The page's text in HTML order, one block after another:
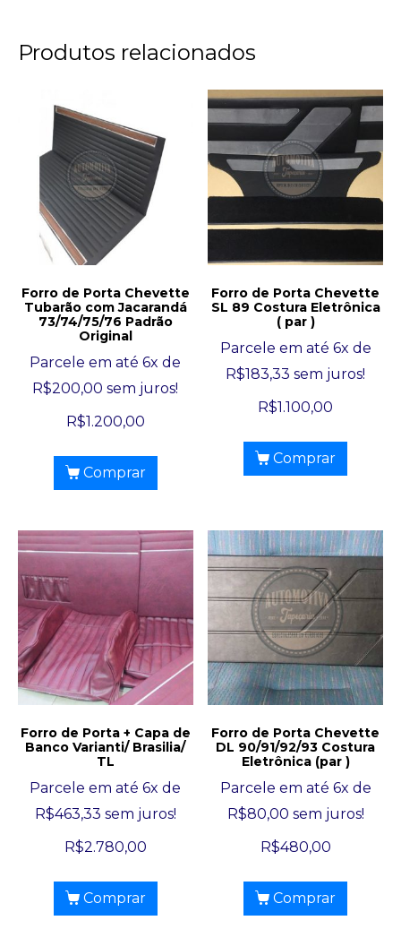
Produtos relacionados
Forro de Porta Chevette
Tubarão com Jacarandá
73/74/75/76 Padrão
Original
Parcele em até 6x de
R$200,00 sem juros!
R$1.200,00
Comprar
Forro de Porta Chevette
SL 89 Costura Eletrônica
( par )
Parcele em até 6x de
R$183,33 sem juros!
R$1.100,00
Comprar
Forro de Porta + Capa de
Banco Varianti/ Brasilia/
TL
Parcele em até 6x de
R$463,33 sem juros!
R$2.780,00
Comprar
Forro de Porta Chevette
DL 90/91/92/93 Costura
Eletrônica (par )
Parcele em até 6x de
R$80,00 sem juros!
R$480,00
Comprar